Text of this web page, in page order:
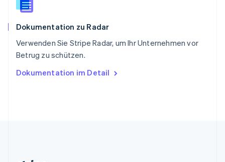
Dokumentation zu Radar
Verwenden Sie Stripe Radar, um Ihr Unternehmen vor
Betrug zu schützen.
Dokumentation im Detail
Spanien
Thailand
Tschechische Republik
English
English